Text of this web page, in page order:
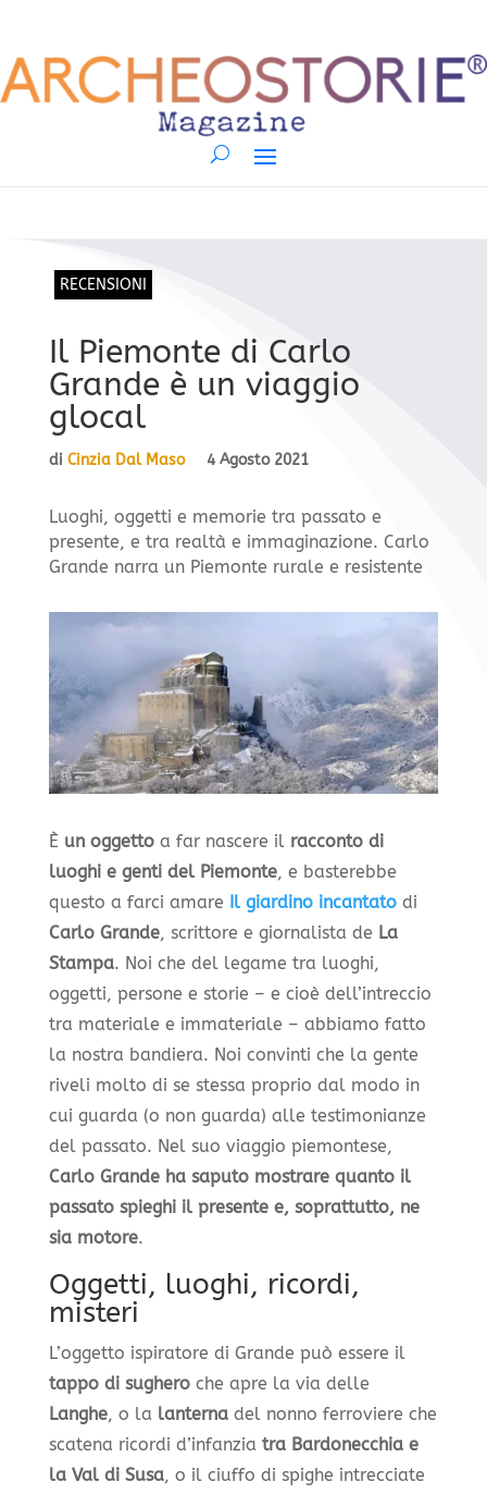
RECENSIONI
Il Piemonte di Carlo
Grande è un viaggio
glocal
di Cinzia Dal Maso 4 Agosto 2021
Luoghi, oggetti e memorie tra passato e
presente, e tra realtà e immaginazione. Carlo
Grande narra un Piemonte rurale e resistente
È un oggettoa far nascere il racconto di
luoghi e genti del Piemonte, e basterebbe
questo a farci amare Il giardino incantatodi
Carlo Grande, scrittore e giornalista de La
Stampa. Noi che del legame tra luoghi,
oggetti, persone e storie – e cioè dell’intreccio
tra materiale e immateriale – abbiamo fatto
la nostra bandiera. Noi convinti che la gente
riveli molto di se stessa proprio dal modo in
cui guarda (o non guarda) alle testimonianze
del passato. Nel suo viaggio piemontese,
Carlo Grande ha saputo mostrare quanto il
passato spieghi il presente e, soprattutto, ne
sia motore.
Oggetti, luoghi, ricordi,
misteri
L’oggetto ispiratore di Grande può essere il
tappo di sugheroche apre la via delle
Langhe, o la lanternadel nonno ferroviere che
scatena ricordi d’infanzia tra Bardonecchia e
la Val di Susa, o il ciuffo di spighe intrecciate